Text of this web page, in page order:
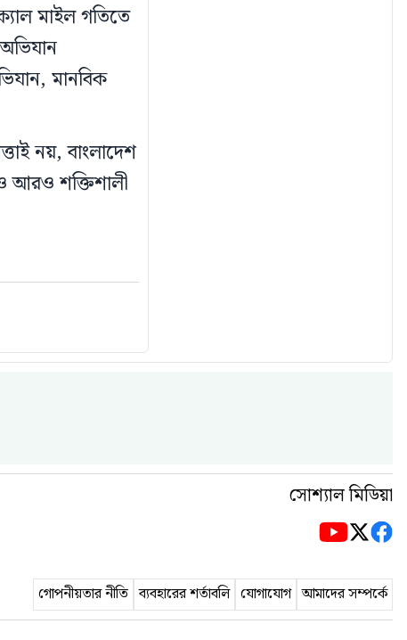
মাইল গতিতে
মানবিক
নয়, বাংলাদেশ
আরও শক্তিশালী
সোশ্যাল মিডিয়া
গোপনীয়তার নীতি ব্যবহারের শর্তাবলি যোগাযোগ আমাদের সম্পর্কে